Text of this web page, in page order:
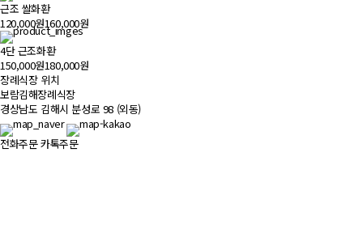
근조 쌀화환
120,000원160,000원
4단 근조화환
150,000원180,000원
장례식장 위치500m
보람김해장례식장
경상남도 김해시 분성로 98 (외동)
전화주문카톡주문